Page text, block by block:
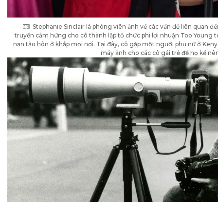
Stephanie Sinclair là phóng viên ảnh về các vấn đề liên quan
truyền cảm hứng cho cô thành lập tổ chức phi lợi nhuận Too
nạn tảo hôn ở khắp mọi nơi. Tại đây, cô gặp một người phụ nữ ở
máy ảnh cho các cô gái trẻ để họ kể